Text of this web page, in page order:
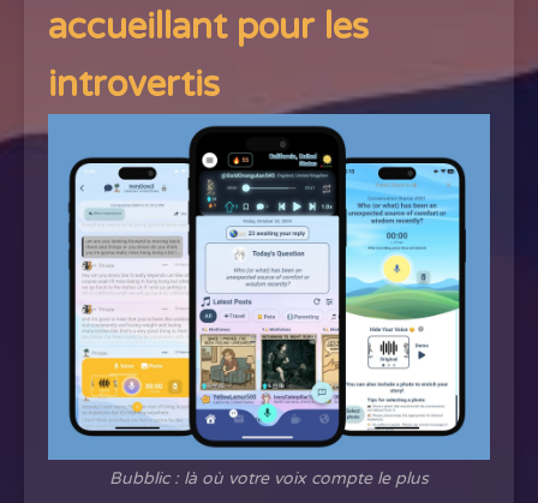
accueillant pour les
introvertis
Bubblic : là où votre voix compte le plus